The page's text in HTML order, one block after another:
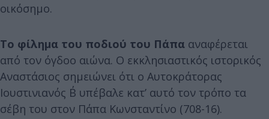
οικόσημο.
Το φίλημα του ποδιού του Πάπα αναφέρεται
από τον όγδοο αιώνα. Ο εκκλησιαστικός ιστορικός
Αναστάσιος σημειώνει ότι ο Αυτοκράτορας
Ιουστινιανός Β΄ υπέβαλε κατ’ αυτό τον τρόπο τα
σέβη του στον Πάπα Κωνσταντίνο (708-16).